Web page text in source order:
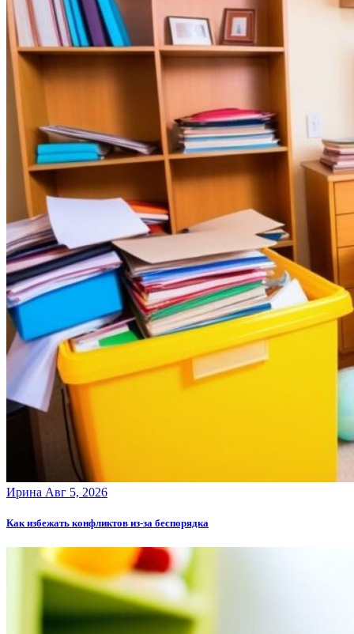
Ирина Авг 5, 2026
Как избежать конфликтов из-за беспорядка